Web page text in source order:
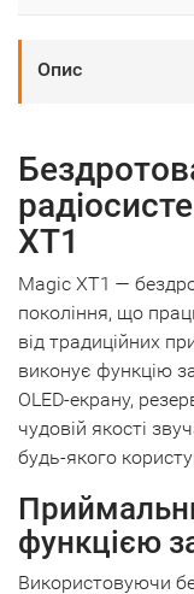
Опис
XT1
Magic XT1 —
покоління, що
від традиційних
виконує функцію
OLED-екрану,
чудовій якості
будь-якого
функцією
Використовуючи